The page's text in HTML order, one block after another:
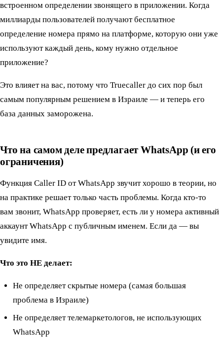
встроенном определении звонящего в приложении. Когда
миллиарды пользователей получают бесплатное
определение номера прямо на платформе, которую они уже
используют каждый день, кому нужно отдельное
приложение?
Это влияет на вас, потому что Truecaller до сих пор был
самым популярным решением в Израиле — и теперь его
база данных заморожена.
Что на самом деле предлагает WhatsApp (и его
ограничения)
Функция Caller ID от WhatsApp звучит хорошо в теории, но
на практике решает только часть проблемы. Когда кто-то
вам звонит, WhatsApp проверяет, есть ли у номера активный
аккаунт WhatsApp с публичным именем. Если да — вы
увидите имя.
Что это НЕ делает:
Не определяет скрытые номера (самая большая
проблема в Израиле)
Не определяет телемаркетологов, не использующих
WhatsApp